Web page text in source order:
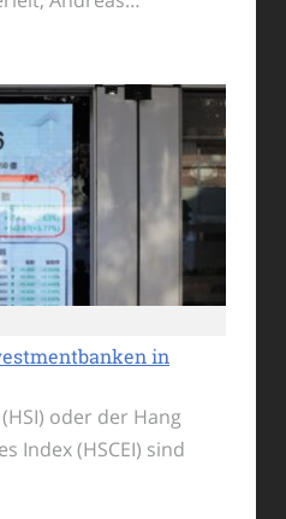
in
oder der Hang
Index (HSCEI) sind